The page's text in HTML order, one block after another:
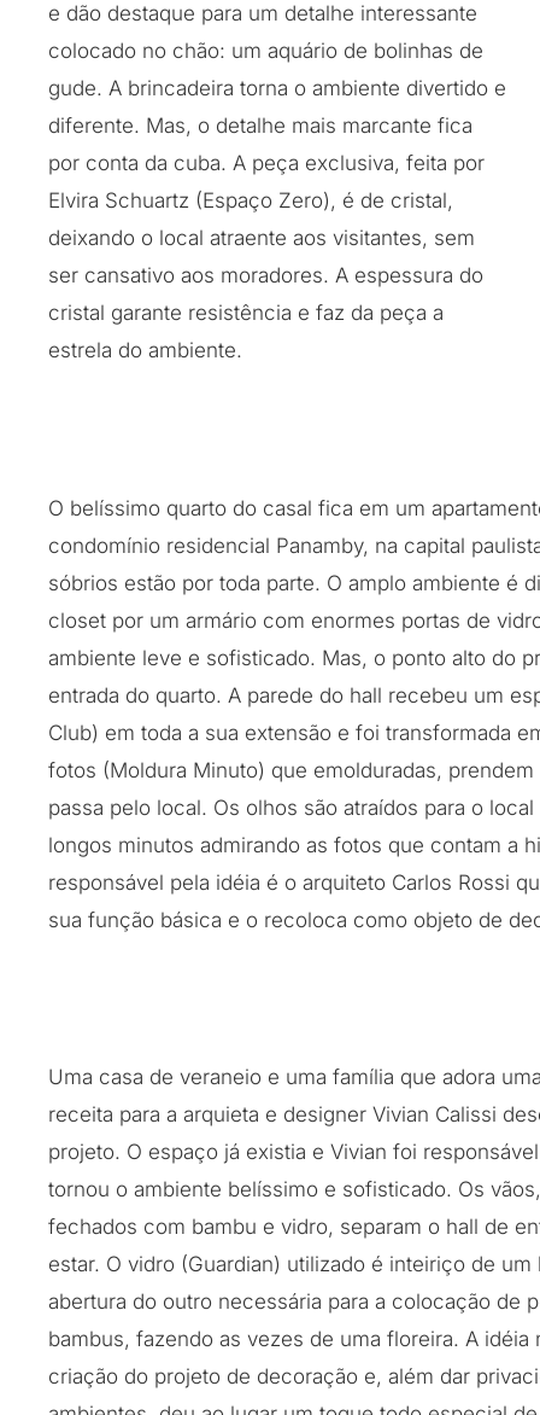
e dão destaque para um detalhe interessante
colocado no chão: um aquário de bolinhas de
gude. A brincadeira torna o ambiente divertido e
diferente. Mas, o detalhe mais marcante fica
por conta da cuba. A peça exclusiva, feita por
Elvira Schuartz (Espaço Zero), é de cristal,
deixando o local atraente aos visitantes, sem
ser cansativo aos moradores. A espessura do
cristal garante resistência e faz da peça a
estrela do ambiente.
O belíssimo quarto do casal fica em um
condomínio residencial Panamby, na capital
sóbrios estão por toda parte. O amplo ambiente é
closet por um armário com enormes portas de
ambiente leve e sofisticado. Mas, o ponto alto do
entrada do quarto. A parede do hall recebeu um
Club) em toda a sua extensão e foi transformada
fotos (Moldura Minuto) que emolduradas,
passa pelo local. Os olhos são atraídos para o
longos minutos admirando as fotos que contam a
responsável pela idéia é o arquiteto Carlos Rossi
sua função básica e o recoloca como objeto de
Uma casa de veraneio e uma família que adora
receita para a arquieta e designer Vivian Calissi
projeto. O espaço já existia e Vivian foi
tornou o ambiente belíssimo e sofisticado. Os
fechados com bambu e vidro, separam o hall de
estar. O vidro (Guardian) utilizado é inteiriço de um
abertura do outro necessária para a colocação de
bambus, fazendo as vezes de uma floreira. A idéia
criação do projeto de decoração e, além dar